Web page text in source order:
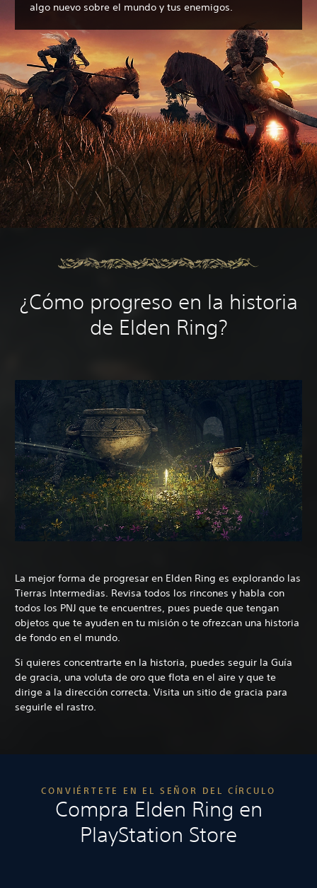
algo nuevo sobre el mundo y tus enemigos.
¿Cómo progreso en la historia
de Elden Ring?
La mejor forma de progresar en Elden Ring es explorando las
Tierras Intermedias. Revisa todos los rincones y habla con
todos los PNJ que te encuentres, pues puede que tengan
objetos que te ayuden en tu misión o te ofrezcan una historia
de fondo en el mundo.
Si quieres concentrarte en la historia, puedes seguir la Guía
de gracia, una voluta de oro que flota en el aire y que te
dirige a la dirección correcta. Visita un sitio de gracia para
seguirle el rastro.
CONVIÉRTETE EN EL SEÑOR DEL CÍRCULO
Compra Elden Ring en
PlayStation Store